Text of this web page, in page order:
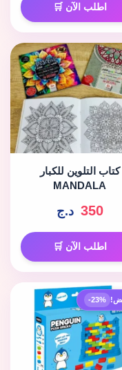
اطلب الآن 🛒
كتاب التلوين للكبار
MANDALA
350 د.ج
اطلب الآن 🛒
-23%